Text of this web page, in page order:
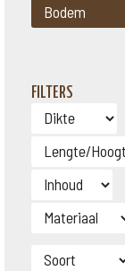
FILTERS